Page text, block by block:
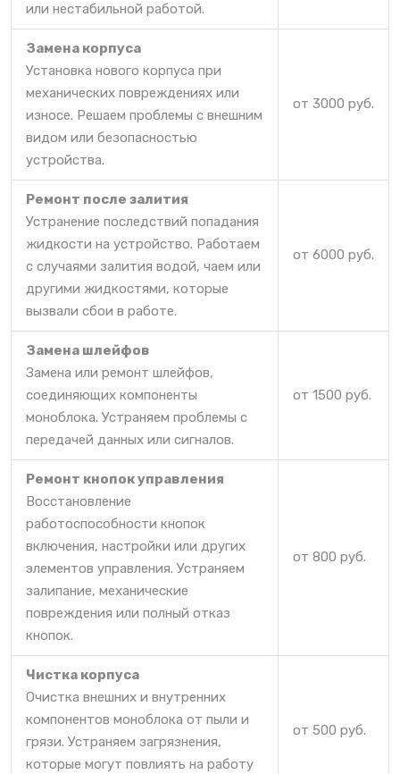
или нестабильной работой.
Замена корпуса
Установка нового корпуса при
механических повреждениях или
износе. Решаем проблемы с внешним
видом или безопасностью
устройства.
от 3000 руб.
Ремонт после залития
Устранение последствий попадания
жидкости на устройство. Работаем
с случаями залития водой, чаем или
другими жидкостями, которые
вызвали сбои в работе.
от 6000 руб.
Замена шлейфов
Замена или ремонт шлейфов,
соединяющих компоненты
моноблока. Устраняем проблемы с
передачей данных или сигналов.
от 1500 руб.
Ремонт кнопок управления
Восстановление
работоспособности кнопок
включения, настройки или других
элементов управления. Устраняем
залипание, механические
повреждения или полный отказ
кнопок.
от 800 руб.
Чистка корпуса
Очистка внешних и внутренних
компонентов моноблока от пыли и
грязи. Устраняем загрязнения,
которые могут повлиять на работу
от 500 руб.